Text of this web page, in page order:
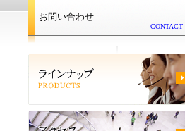
お問い合わせ
CONTACT